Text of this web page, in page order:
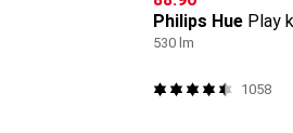
Philips Hue Play
530 lm
1058